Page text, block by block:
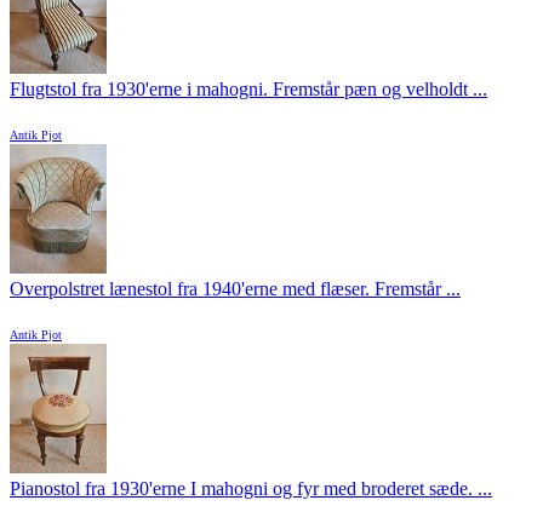
Flugtstol fra 1930'erne i mahogni. Fremstår pæn og velholdt ...
Antik Pjot
Overpolstret lænestol fra 1940'erne med flæser. Fremstår ...
Antik Pjot
Pianostol fra 1930'erne I mahogni og fyr med broderet sæde. ...